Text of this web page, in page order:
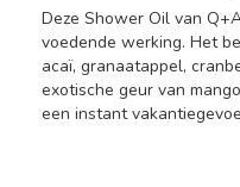
Deze Shower Oil van
voedende werking. Het
acaï, granaatappel,
exotische geur van
een instant